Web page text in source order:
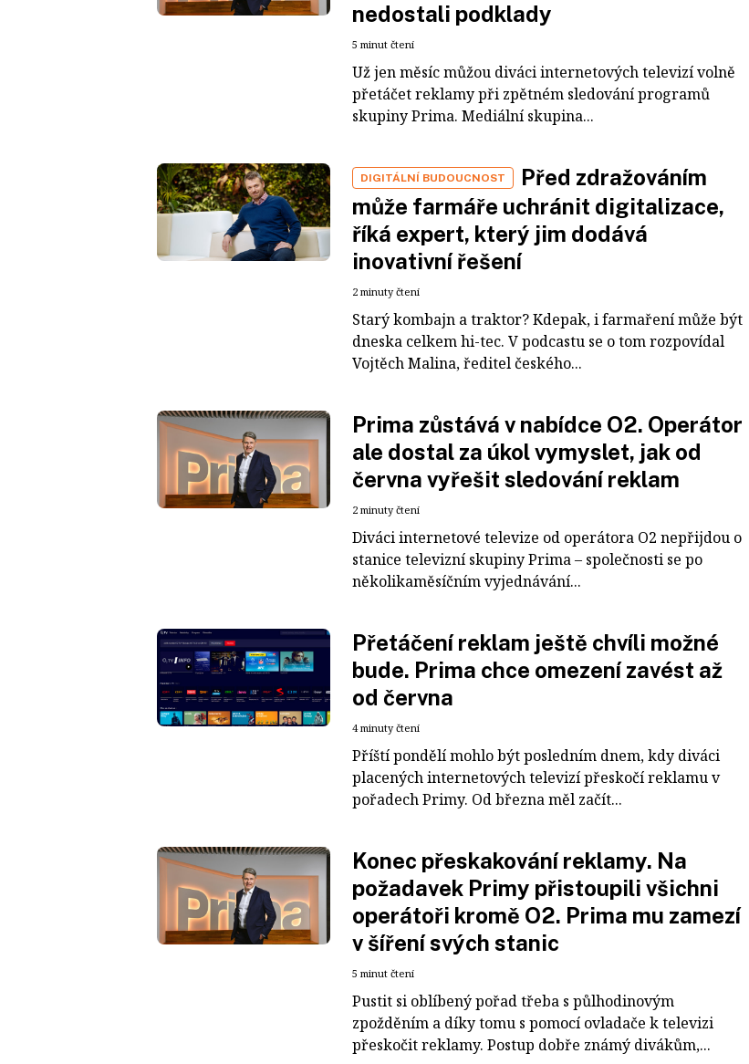
nedostali podklady
5 minut čtení
Už jen měsíc můžou diváci internetových televizí volně
přetáčet reklamy při zpětném sledování programů
skupiny Prima. Mediální skupina...
DIGITÁLNÍ BUDOUCNOST
Před zdražováním
může farmáře uchránit digitalizace,
říká expert, který jim dodává
inovativní řešení
2 minuty čtení
Starý kombajn a traktor? Kdepak, i farmaření může být
dneska celkem hi-tec. V podcastu se o tom rozpovídal
Vojtěch Malina, ředitel českého...
Prima zůstává v nabídce O2. Operátor
ale dostal za úkol vymyslet, jak od
června vyřešit sledování reklam
2 minuty čtení
Diváci internetové televize od operátora O2 nepřijdou o
stanice televizní skupiny Prima – společnosti se po
několikaměsíčním vyjednávání...
Přetáčení reklam ještě chvíli možné
bude. Prima chce omezení zavést až
od června
4 minuty čtení
Příští pondělí mohlo být posledním dnem, kdy diváci
placených internetových televizí přeskočí reklamu v
pořadech Primy. Od března měl začít...
Konec přeskakování reklamy. Na
požadavek Primy přistoupili všichni
operátoři kromě O2. Prima mu zamezí
v šíření svých stanic
5 minut čtení
Pustit si oblíbený pořad třeba s půlhodinovým
zpožděním a díky tomu s pomocí ovladače k televizi
přeskočit reklamy. Postup dobře známý divákům,...